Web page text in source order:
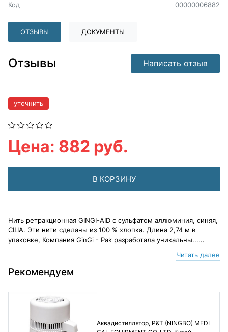
Код
00000006882
ОТЗЫВЫ ДОКУМЕНТЫ
Отзывы Написать отзыв
уточнить
Цена: 882 руб.
В КОРЗИНУ
Нить ретракционная GINGI-AID с сульфатом аллюминия, синяя,
США. Эти нити сделаны из 100 % хлопка. Длина 2,74 м в
упаковке, Компания GinGi - Pak разработала уникальны......
Читать далее
Рекомендуем
Аквадистиллятор, P&T (NINGBO) MEDI